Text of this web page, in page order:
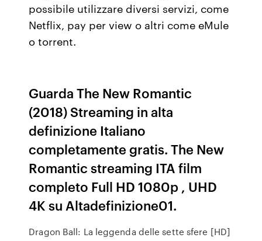
possibile utilizzare diversi servizi, come
Netflix, pay per view o altri come eMule
o torrent.
Guarda The New Romantic
(2018) Streaming in alta
definizione Italiano
completamente gratis. The New
Romantic streaming ITA film
completo Full HD 1080p , UHD
4K su Altadefinizione01.
Dragon Ball: La leggenda delle sette sfere [HD]